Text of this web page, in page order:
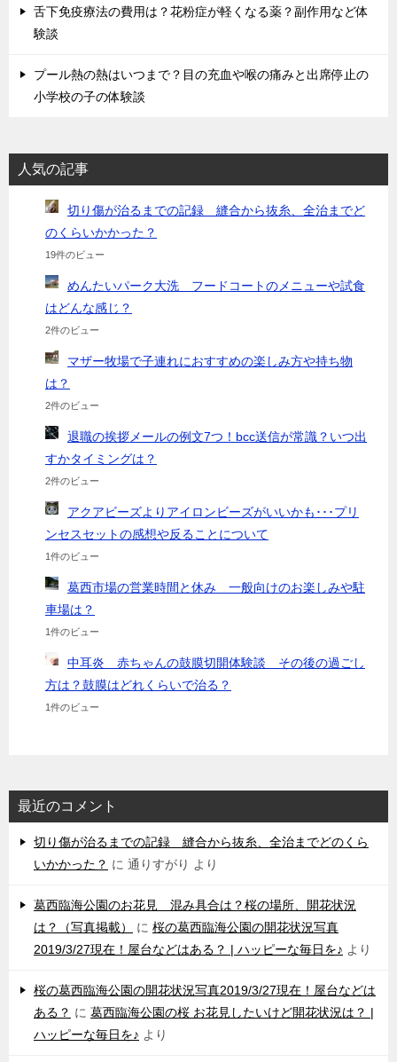
舌下免疫療法の費用は？花粉症が軽くなる薬？副作用など体
験談
プール熱の熱はいつまで？目の充血や喉の痛みと出席停止の
小学校の子の体験談
人気の記事
切り傷が治るまでの記録 縫合から抜糸、全治までど
のくらいかかった？
19件のビュー
めんたいパーク大洗 フードコートのメニューや試食
はどんな感じ？
2件のビュー
マザー牧場で子連れにおすすめの楽しみ方や持ち物
は？
2件のビュー
退職の挨拶メールの例文7つ！bcc送信が常識？いつ出
すかタイミングは？
2件のビュー
アクアビーズよりアイロンビーズがいいかも･･･プリ
ンセスセットの感想や反ることについて
1件のビュー
葛西市場の営業時間と休み 一般向けのお楽しみや駐
車場は？
1件のビュー
中耳炎 赤ちゃんの鼓膜切開体験談 その後の過ごし
方は？鼓膜はどれくらいで治る？
1件のビュー
最近のコメント
切り傷が治るまでの記録 縫合から抜糸、全治までどのくら
いかかった？ に 通りすがり より
葛西臨海公園のお花見 混み具合は？桜の場所、開花状況
は？（写真掲載）
に 桜の葛西臨海公園の開花状況写真
2019/3/27現在！屋台などはある？ | ハッピーな毎日を♪ より
桜の葛西臨海公園の開花状況写真2019/3/27現在！屋台などは
ある？ に 葛西臨海公園の桜 お花見したいけど開花状況は？ |
ハッピーな毎日を♪ より